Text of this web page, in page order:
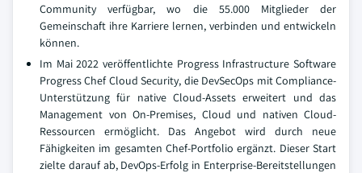
Community verfügbar, wo die 55.000 Mitglieder der
Gemeinschaft ihre Karriere lernen, verbinden und entwickeln
können.
Im Mai 2022 veröffentlichte Progress Infrastructure Software
Progress Chef Cloud Security, die DevSecOps mit Compliance-
Unterstützung für native Cloud-Assets erweitert und das
Management von On-Premises, Cloud und nativen Cloud-
Ressourcen ermöglicht. Das Angebot wird durch neue
Fähigkeiten im gesamten Chef-Portfolio ergänzt. Dieser Start
zielte darauf ab, DevOps-Erfolg in Enterprise-Bereitstellungen